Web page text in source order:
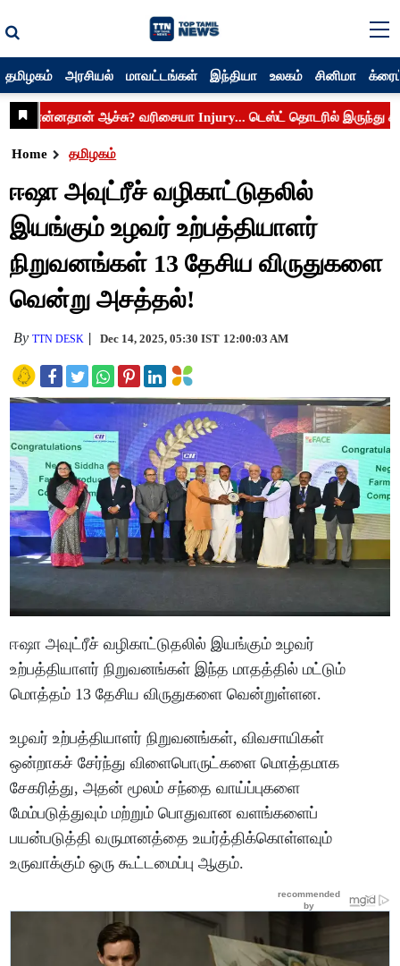
தமிழகம் அரசியல் மாவட்டங்கள் இந்தியா உலகம் சினிமா
Home தமிழகம்
ஈஷா அவுட்ரீச் வழிகாட்டுதலில்
இயங்கும் உழவர் உற்பத்தியாளர்
நிறுவனங்கள் 13 தேசிய விருதுகளை
வென்று அசத்தல்!
ByTTN DESK Dec 14, 2025, 05:30 IST 12:00:03 AM
ஈஷா அவுட்ரீச் வழிகாட்டுதலில் இயங்கும் உழவர்
உற்பத்தியாளர் நிறுவனங்கள் இந்த மாதத்தில் மட்டும்
மொத்தம் 13 தேசிய விருதுகளை வென்றுள்ளன.
உழவர் உற்பத்தியாளர் நிறுவனங்கள், விவசாயிகள்
ஒன்றாகச் சேர்ந்து விளைபொருட்களை மொத்தமாக
சேகரித்து, அதன் மூலம் சந்தை வாய்ப்புகளை
மேம்படுத்துவும் மற்றும் பொதுவான வளங்களைப்
பயன்படுத்தி வருமானத்தை உயர்த்திக்கொள்ளவும்
உருவாக்கும் ஒரு கூட்டமைப்பு ஆகும்.